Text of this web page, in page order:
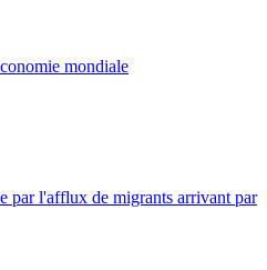
mondiale
par l'afflux de migrants arrivant par